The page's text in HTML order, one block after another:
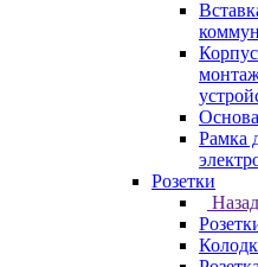
Рамка
Розетки
Назад